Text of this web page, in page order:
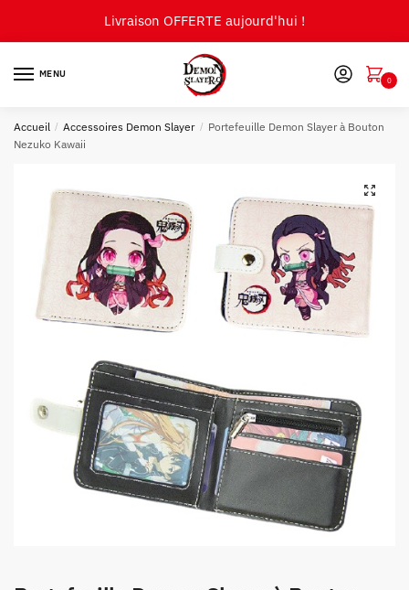
Livraison OFFERTE aujourd'hui !
MENU
0
Accueil / Accessoires Demon Slayer / Portefeuille Demon Slayer à Bouton
Nezuko Kawaii
🔍